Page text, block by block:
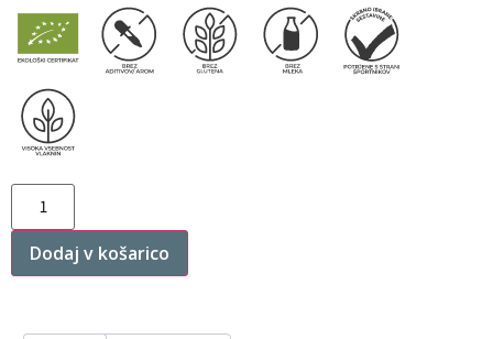
Dodaj v košarico